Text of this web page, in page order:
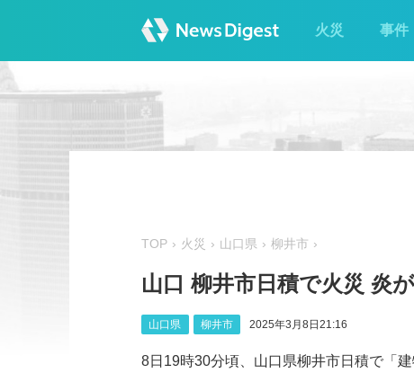
火災 事件
TOP 火災 山口県 柳井市
山口 柳井市日積で火災 炎
山口県 柳井市 2025年3月8日21:16
8日19時30分頃、山口県柳井市日積で「